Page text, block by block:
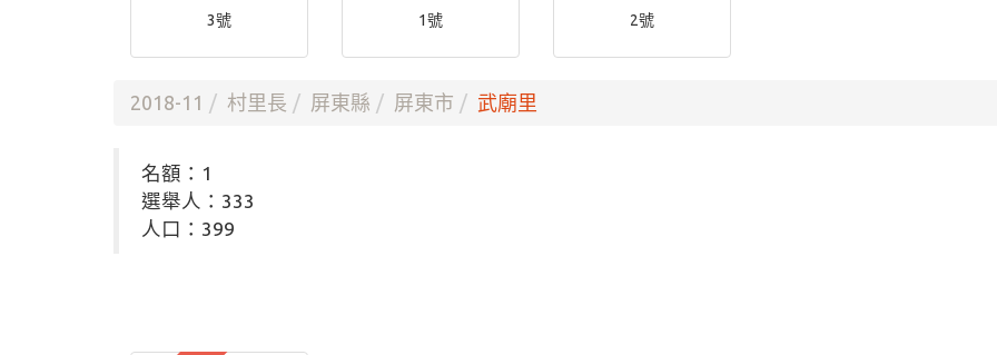
3號
1號
2號
2018-11 村里長 屏東縣 屏東市 武廟里
名額：1
選舉人：333
人口：399